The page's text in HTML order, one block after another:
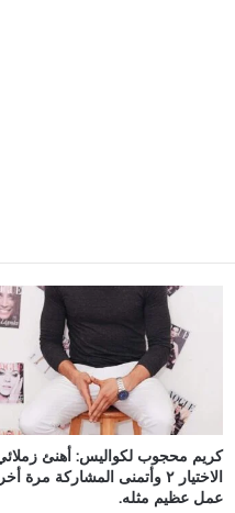
كريم محجوب لكواليس: أهنئ
الاختيار ٢ وأتمنى المشاركة
عمل عظيم مثله.